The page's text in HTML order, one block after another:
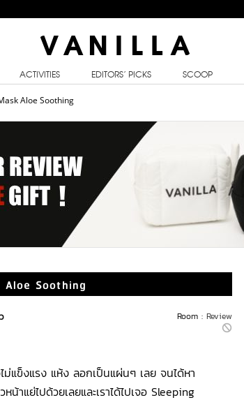
ACTIVITIES EDITORS’ PICKS SCOOP
Aloe Soothing
Aloe Soothing
Room : Review
ม่แข็งแรง แห้ง ลอกเป็นแผ่นๆ เลย จนได้หา
น้าแย่ไปด้วยเลยและเราได้ไปเจอ Sleeping